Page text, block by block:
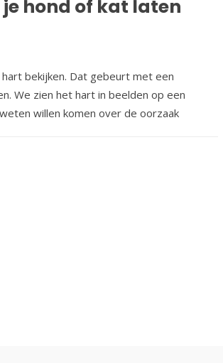
hond of kat laten
bekijken. Dat gebeurt met een
We zien het hart in beelden op een
willen komen over de oorzaak